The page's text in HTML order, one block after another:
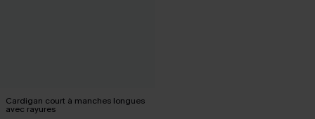
Cardigan court à manches longues
avec rayures